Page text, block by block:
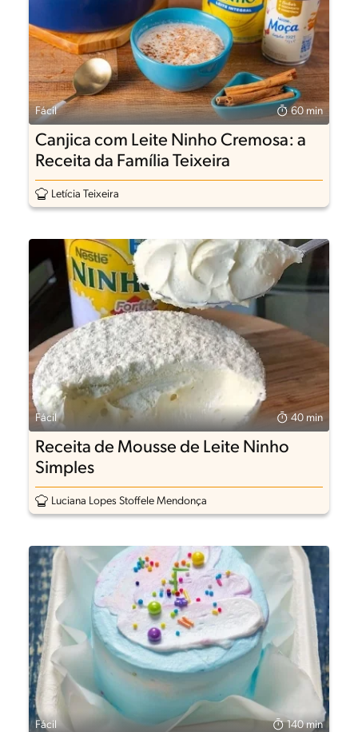
Fácil 60 min
Canjica com Leite Ninho Cremosa: a
Receita da Família Teixeira
Letícia Teixeira
Fácil 40 min
Receita de Mousse de Leite Ninho
Simples
Luciana Lopes Stoffele Mendonça
Fácil 140 min